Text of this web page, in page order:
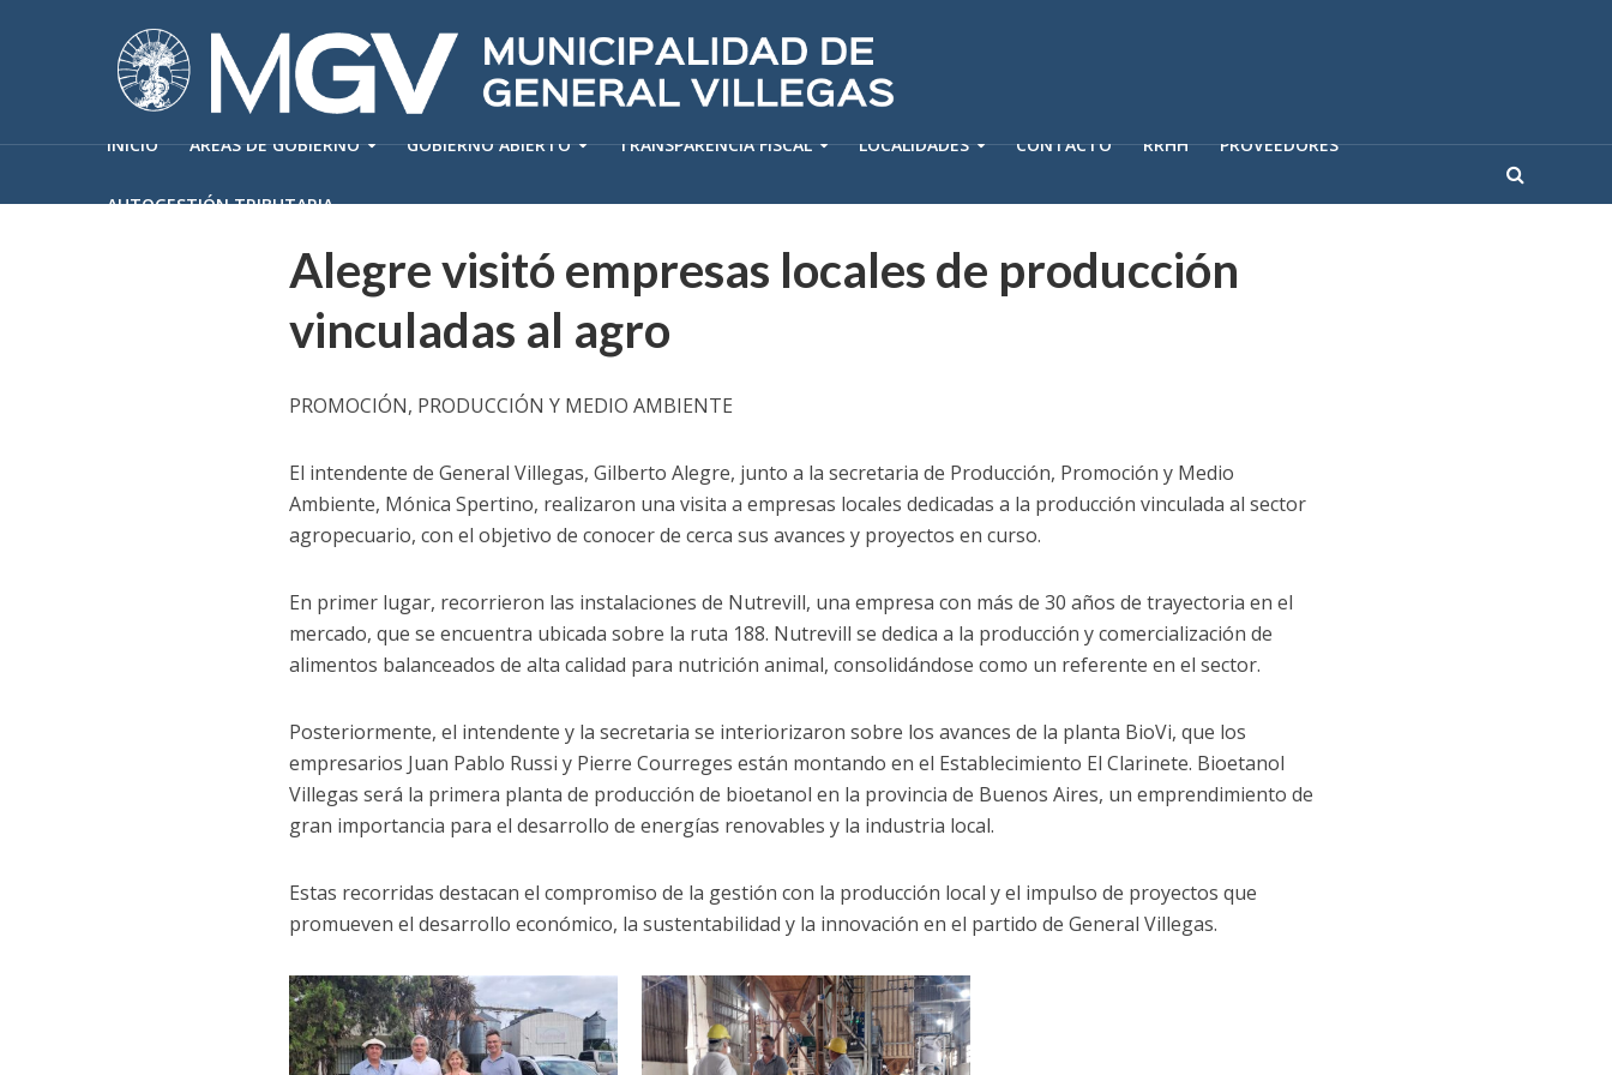
INICIO ÁREAS DE GOBIERNO GOBIERNO ABIERTO TRANSPARENCIA FISCAL LOCALIDADES CONTACTO RRHH PROVEEDORES
AUTOGESTIÓN TRIBUTARIA
Alegre visitó empresas locales de producción
vinculadas al agro
PROMOCIÓN, PRODUCCIÓN Y MEDIO AMBIENTE
El intendente de General Villegas, Gilberto Alegre, junto a la secretaria de Producción, Promoción y Medio
Ambiente, Mónica Spertino, realizaron una visita a empresas locales dedicadas a la producción vinculada al sector
agropecuario, con el objetivo de conocer de cerca sus avances y proyectos en curso.
En primer lugar, recorrieron las instalaciones de Nutrevill, una empresa con más de 30 años de trayectoria en el
mercado, que se encuentra ubicada sobre la ruta 188. Nutrevill se dedica a la producción y comercialización de
alimentos balanceados de alta calidad para nutrición animal, consolidándose como un referente en el sector.
Posteriormente, el intendente y la secretaria se interiorizaron sobre los avances de la planta BioVi, que los
empresarios Juan Pablo Russi y Pierre Courreges están montando en el Establecimiento El Clarinete. Bioetanol
Villegas será la primera planta de producción de bioetanol en la provincia de Buenos Aires, un emprendimiento de
gran importancia para el desarrollo de energías renovables y la industria local.
Estas recorridas destacan el compromiso de la gestión con la producción local y el impulso de proyectos que
promueven el desarrollo económico, la sustentabilidad y la innovación en el partido de General Villegas.